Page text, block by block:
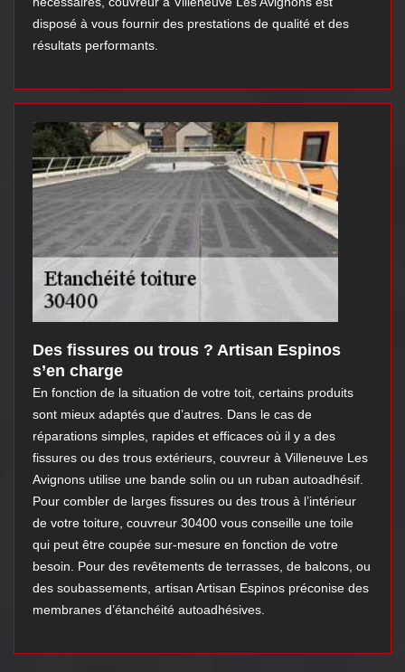
disposé à vous fournir des prestations de qualité et des
résultats performants.
Des fissures ou trous ? Artisan Espinos
s’en charge
En fonction de la situation de votre toit, certains produits
sont mieux adaptés que d’autres. Dans le cas de
réparations simples, rapides et efficaces où il y a des
fissures ou des trous extérieurs, couvreur à Villeneuve Les
Avignons utilise une bande solin ou un ruban autoadhésif.
Pour combler de larges fissures ou des trous à l’intérieur
de votre toiture, couvreur 30400 vous conseille une toile
qui peut être coupée sur-mesure en fonction de votre
besoin. Pour des revêtements de terrasses, de balcons, ou
des soubassements, artisan Artisan Espinos préconise des
membranes d’étanchéité autoadhésives.